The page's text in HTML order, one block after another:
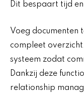
Dit bespaart tijd
Voeg documenten
compleet
systeem zodat
Dankzij deze
relationship